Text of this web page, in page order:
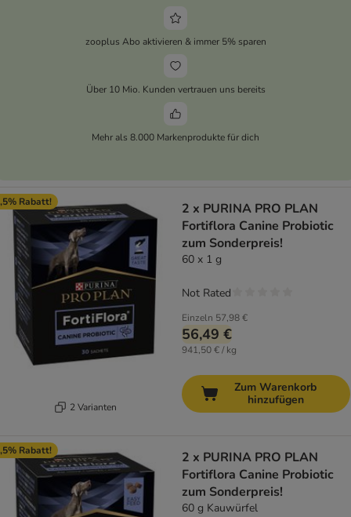
zooplus Abo aktivieren & immer 5% sparen
Über 10 Mio. Kunden vertrauen uns bereits
Mehr als 8.000 Markenprodukte für dich
Rabatt!
2 Varianten
2 x PURINA PRO PLAN
Fortiflora Canine Probiotic
zum Sonderpreis!
60 x 1 g
Einzeln 57,98 €
56,49 €
941,50 € / kg
Not Rated
Zum Warenkorb
hinzufügen
Rabatt!
2 x PURINA PRO PLAN
Fortiflora Canine Probiotic
zum Sonderpreis!
60 g Kauwürfel